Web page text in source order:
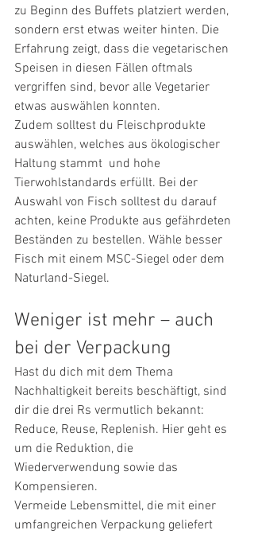
zu Beginn des Buffets platziert werden,
sondern erst etwas weiter hinten. Die
Erfahrung zeigt, dass die vegetarischen
Speisen in diesen Fällen oftmals
vergriffen sind, bevor alle Vegetarier
etwas auswählen konnten.
Zudem solltest du Fleischprodukte
auswählen, welches aus ökologischer
Haltung stammt  und hohe
Tierwohlstandards erfüllt. Bei der
Auswahl von Fisch solltest du darauf
achten, keine Produkte aus gefährdeten
Beständen zu bestellen. Wähle besser
Fisch mit einem MSC-Siegel oder dem
Naturland-Siegel.
Weniger ist mehr – auch
bei der Verpackung
Hast du dich mit dem Thema
Nachhaltigkeit bereits beschäftigt, sind
dir die drei Rs vermutlich bekannt:
Reduce, Reuse, Replenish. Hier geht es
um die Reduktion, die
Wiederverwendung sowie das
Kompensieren.
Vermeide Lebensmittel, die mit einer
umfangreichen Verpackung geliefert